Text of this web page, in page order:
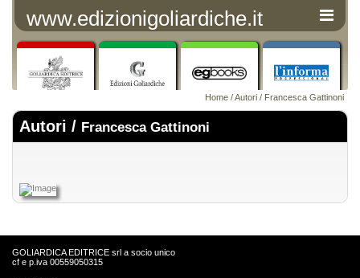
www.edizionigoliardiche.it
Home /Autori / Francesca Gattinoni
Autori / Francesca Gattinoni
GOLIARDICA EDITRICE srl a socio unico
cf e p.iva 00559050315